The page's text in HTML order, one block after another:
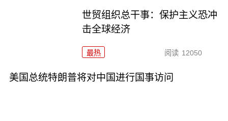
世贸组织总干事：保护主义恐冲
击全球经济
最热 阅读 12050
美国总统特朗普将对中国进行国事访问